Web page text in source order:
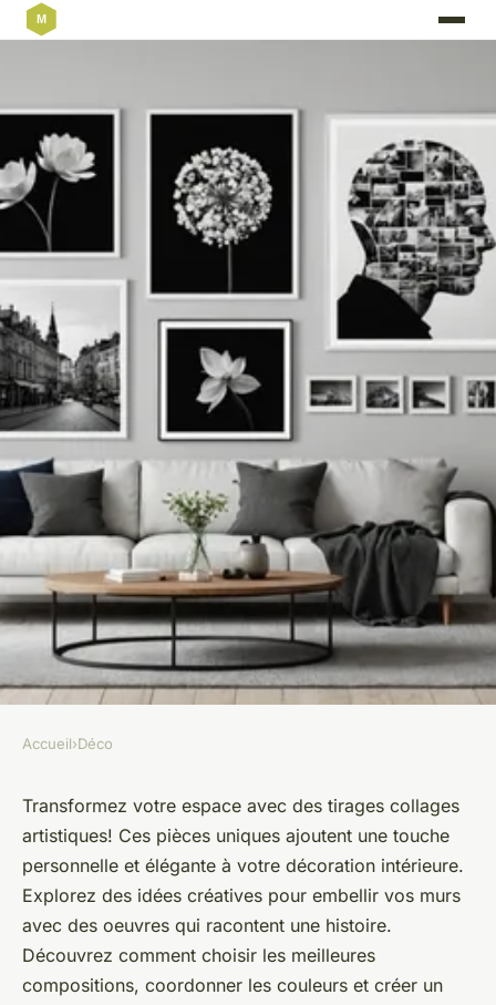
Décoration design avec des
tirages collages artistiques
Lila•24 août 2024•5 min de lecture
Accueil›Déco
Transformez votre espace avec des tirages collages
artistiques! Ces pièces uniques ajoutent une touche
personnelle et élégante à votre décoration intérieure.
Explorez des idées créatives pour embellir vos murs
avec des oeuvres qui racontent une histoire.
Découvrez comment choisir les meilleures
compositions, coordonner les couleurs et créer un